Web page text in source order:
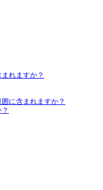
れますか？
に含まれますか？